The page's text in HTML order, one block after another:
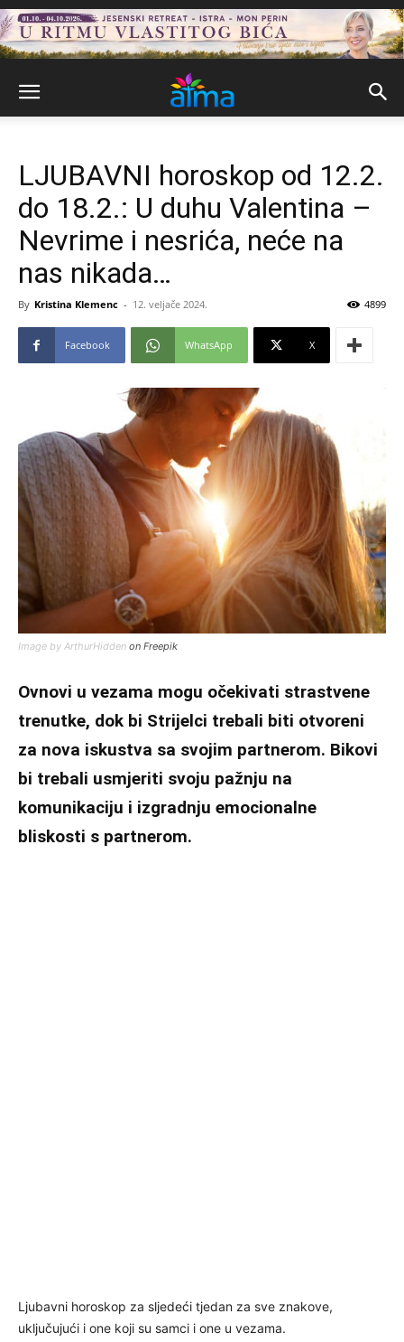
LJUBAVNI horoskop od 12.2.
do 18.2.: U duhu Valentina –
Nevrime i nesrića, neće na
nas nikada…
By Kristina Klemenc - 12. veljače 2024. 4899
Facebook WhatsApp X
Image by ArthurHidden on Freepik
Ovnovi u vezama mogu očekivati strastvene
trenutke, dok bi Strijelci trebali biti otvoreni
za nova iskustva sa svojim partnerom. Bikovi
bi trebali usmjeriti svoju pažnju na
komunikaciju i izgradnju emocionalne
bliskosti s partnerom.
Ljubavni horoskop za sljedeći tjedan za sve znakove,
uključujući i one koji su samci i one u vezama.